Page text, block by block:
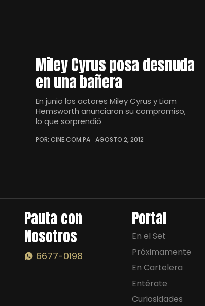
Miley Cyrus posa desnuda
en una bañera
En junio los actores Miley Cyrus y Liam
Hemsworth anunciaron su compromiso,
lo que sorprendió
POR: CINE.COM.PA AGOSTO 2, 2012
Pauta con
Nosotros
6677-0198
Portal
En el Set
Próximamente
En Cartelera
Entérate
Curiosidades